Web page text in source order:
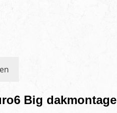
Big dakmontage